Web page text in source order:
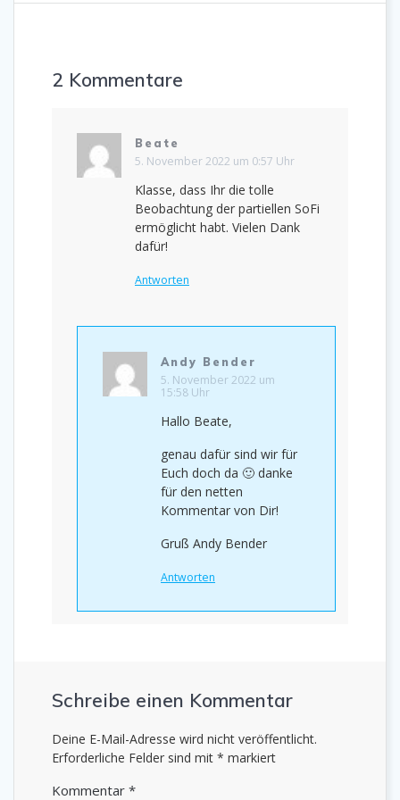
2 Kommentare
Beate
5. November 2022 um 0:57 Uhr
Klasse, dass Ihr die tolle
Beobachtung der partiellen SoFi
ermöglicht habt. Vielen Dank
dafür!
Antworten
Andy Bender
5. November 2022 um
15:58 Uhr
Hallo Beate,
genau dafür sind wir für
Euch doch da 🙂 danke
für den netten
Kommentar von Dir!
Gruß Andy Bender
Antworten
Schreibe einen Kommentar
Deine E-Mail-Adresse wird nicht veröffentlicht.
Erforderliche Felder sind mit * markiert
Kommentar *